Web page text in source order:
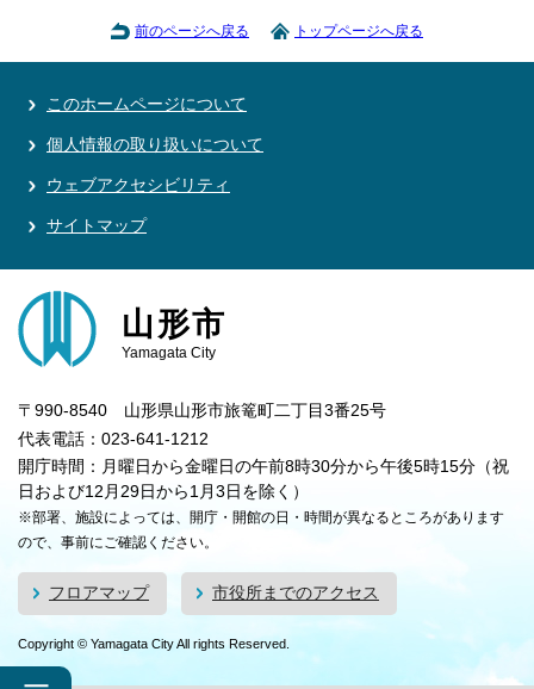
前のページへ戻る トップページへ戻る
このホームページについて
個人情報の取り扱いについて
ウェブアクセシビリティ
サイトマップ
山形市
Yamagata City
〒990-8540 山形県山形市旅篭町二丁目3番25号
代表電話：023-641-1212
開庁時間：月曜日から金曜日の午前8時30分から午後5時15分（祝
日および12月29日から1月3日を除く）
※部署、施設によっては、開庁・開館の日・時間が異なるところがあります
ので、事前にご確認ください。
フロアマップ 市役所までのアクセス
Copyright © Yamagata City All rights Reserved.